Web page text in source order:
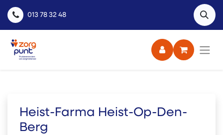
013 78 32 48
Heist-Farma Heist-Op-Den-
Berg